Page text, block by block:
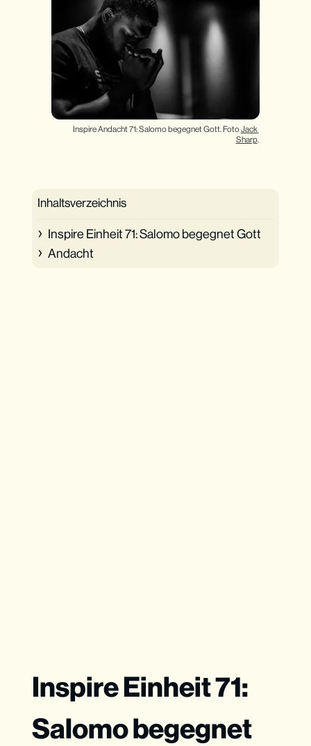
Inspire Andacht 71: Salomo begegnet Gott. Foto Jack
Sharp.
Inhaltsverzeichnis
Inspire Einheit 71: Salomo begegnet Gott
Andacht
Inspire Einheit 71:
Salomo begegnet